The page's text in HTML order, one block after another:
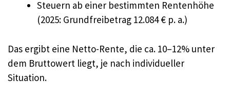
Steuern ab einer bestimmten Rentenhöhe
(2025: Grundfreibetrag 12.084 € p. a.)
Das ergibt eine Netto-Rente, die ca. 10–12% unter
dem Bruttowert liegt, je nach individueller
Situation.